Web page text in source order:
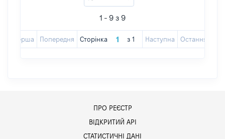
1 - 9 з 9
Перша Попередня Сторінка з 1 Наступна Остання
ПРО РЕЄСТР
ВІДКРИТИЙ АРІ
СТАТИСТИЧНІ ДАНІ